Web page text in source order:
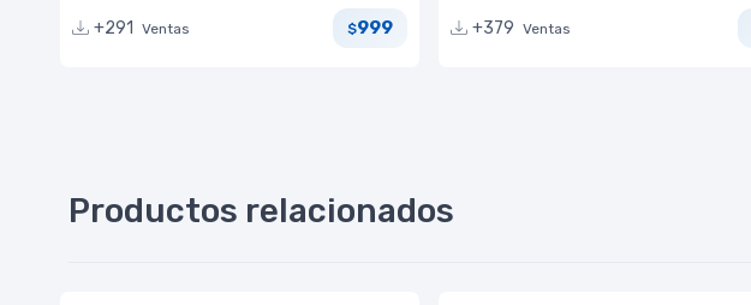
+291
Ventas $999
+379 Ventas
Productos relacionados